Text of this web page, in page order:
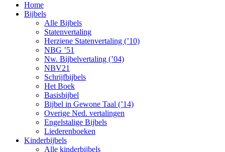
Home
Bijbels
Alle Bijbels
Statenvertaling
Herziene Statenvertaling (’10)
NBG ’51
Nw. Bijbelvertaling (’04)
NBV21
Schrijfbijbels
Het Boek
Basisbijbel
Bijbel in Gewone Taal (’14)
Overige Ned. vertalingen
Engelstalige Bijbels
Liederenboeken
Kinderbijbels
Alle kinderbijbels